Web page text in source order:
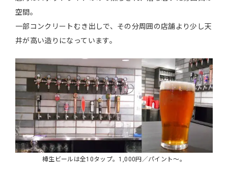
空間。
一部コンクリートむき出しで、その分周囲の店舗より少し天
井が高い造りになっています。
樽生ビールは全10タップ。1,000円／パイント～。